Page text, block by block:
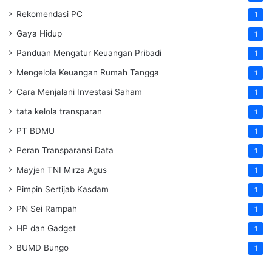
Rekomendasi PC 1
Gaya Hidup 1
Panduan Mengatur Keuangan Pribadi 1
Mengelola Keuangan Rumah Tangga 1
Cara Menjalani Investasi Saham 1
tata kelola transparan 1
PT BDMU 1
Peran Transparansi Data 1
Mayjen TNI Mirza Agus 1
Pimpin Sertijab Kasdam 1
PN Sei Rampah 1
HP dan Gadget 1
BUMD Bungo 1